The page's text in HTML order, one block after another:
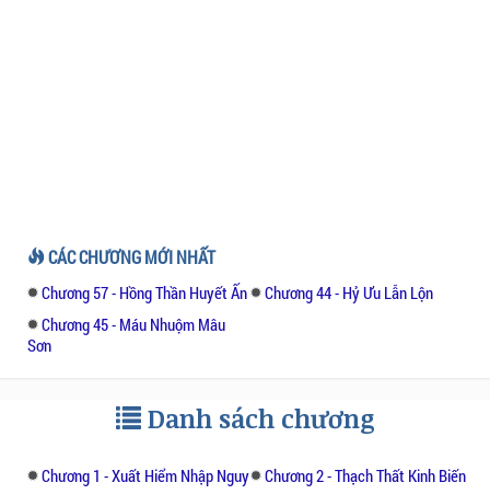
CÁC CHƯƠNG MỚI NHẤT
Chương 57 - Hồng Thần Huyết Ấn
Chương 44 - Hỷ Ưu Lẫn Lộn
Chương 45 - Máu Nhuộm Mâu
Sơn
Danh sách chương
Chương 1 - Xuất Hiểm Nhập Nguy
Chương 2 - Thạch Thất Kinh Biến